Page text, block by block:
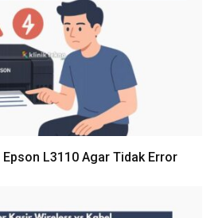
L3110 Agar Tidak Error